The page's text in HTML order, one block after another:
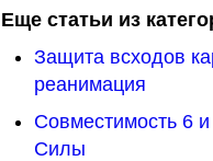
Еще статьи из
Защита всходов
реанимация
Совместимость 6
Силы